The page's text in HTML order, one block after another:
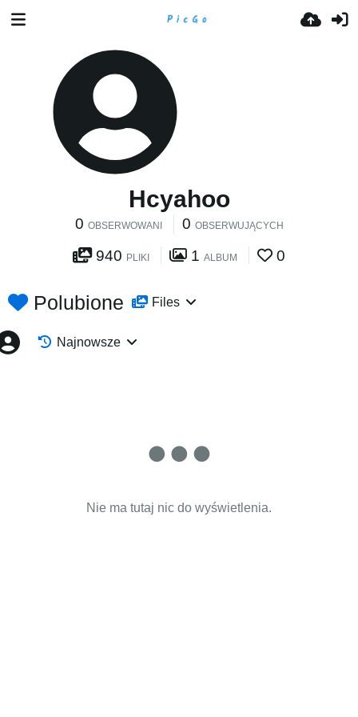
Hcyahoo
0 OBSERWOWANI 0 OBSERWUJĄCYCH
940 PLIKI 1 ALBUM 0
Polubione Files
Najnowsze
Nie ma tutaj nic do wyświetlenia.